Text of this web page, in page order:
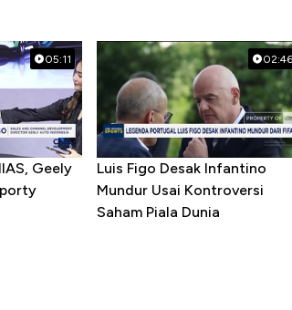
05:11
Geely
02:46
Luis Figo Desak Infantino
Mundur Usai Kontroversi
Saham Piala Dunia